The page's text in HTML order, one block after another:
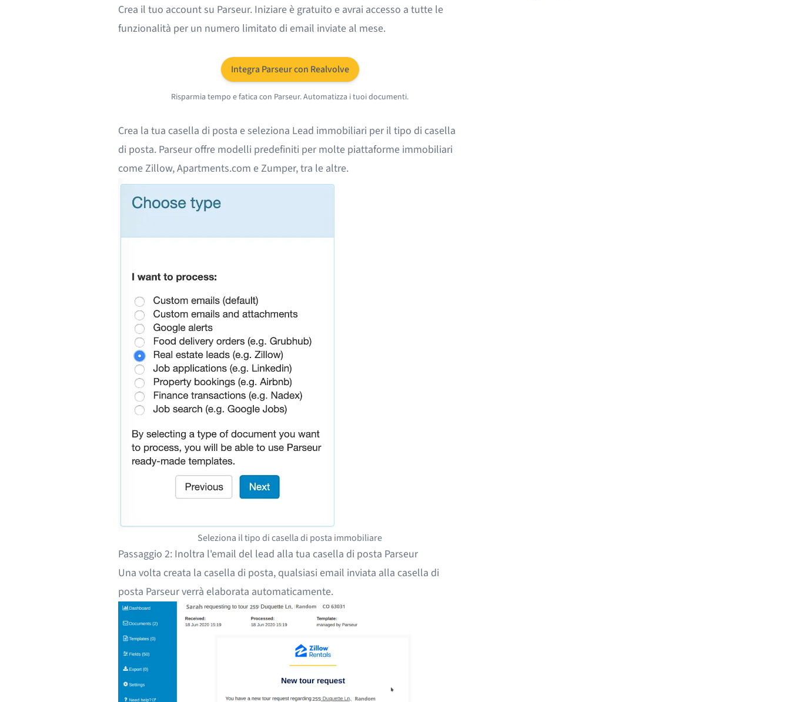
Crea il tuo account su Parseur. Iniziare è gratuito e avrai accesso a tutte le
funzionalità per un numero limitato di email inviate al mese.
Integra Parseur con Realvolve
Risparmia tempo e fatica con Parseur. Automatizza i tuoi documenti.
Crea la tua casella di posta e seleziona Lead immobiliari per il tipo di casella
di posta. Parseur offre modelli predefiniti per molte piattaforme immobiliari
come Zillow,Apartments.com eZumper, tra le altre.
Seleziona il tipo di casella di posta immobiliare
Passaggio 2: Inoltra l'email del lead alla tua casella di posta Parseur
Una volta creata la casella di posta, qualsiasi email inviata alla casella di
posta Parseur verrà elaborata automaticamente.